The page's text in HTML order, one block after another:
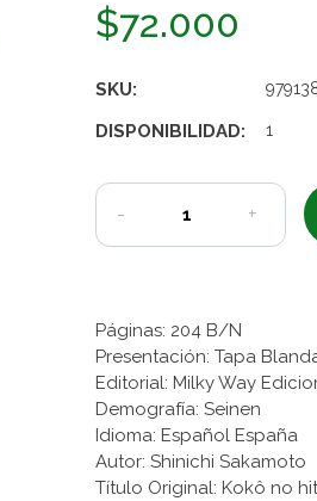
$72.000
SKU:
DISPONIBILIDAD: 1
- +
Páginas: 204 B/N
Presentación: Tapa
Editorial: Milky Way
Demografía: Seinen
Idioma: Español España
Autor: Shinichi Sakamoto
Título Original: Kokô no